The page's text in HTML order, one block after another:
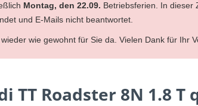
Montag, den 22.09. Betriebsferien. In dieser
und E-Mails nicht beantwortet.
wie gewohnt für Sie da. Vielen Dank für Ihr
TT Roadster 8N 1.8 T